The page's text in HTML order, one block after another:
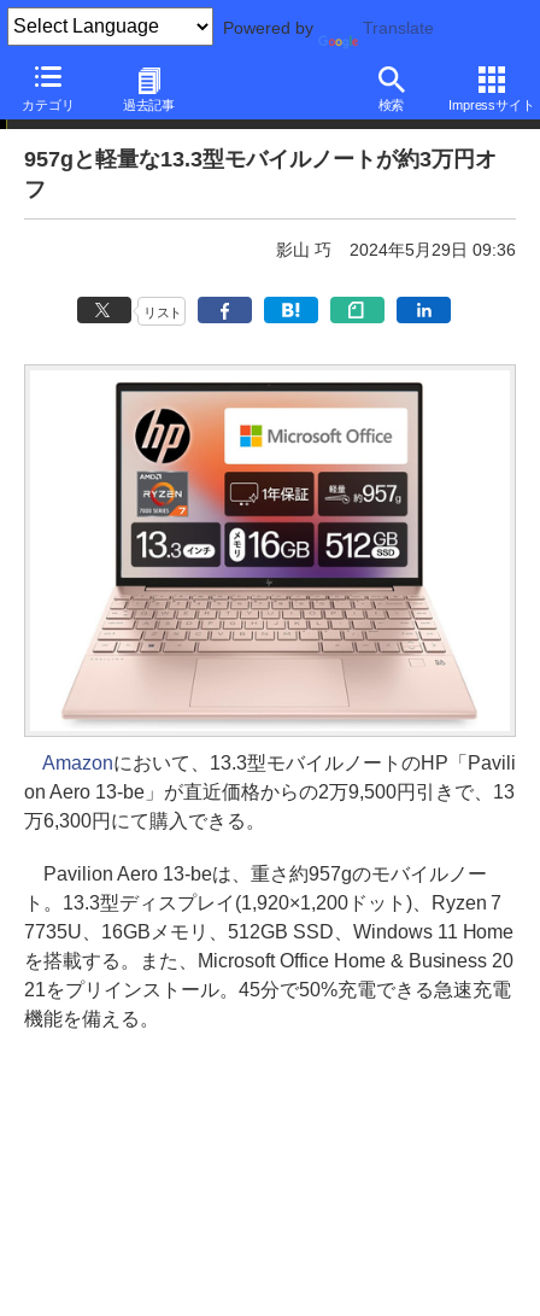
Powered by Translate
カテゴリ 過去記事 検索 Impressサイト
本日みつけたお買い得品
957gと軽量な13.3型モバイルノートが約3万円オ
フ
影山 巧 2024年5月29日 09:36
リスト
Amazonにおいて、13.3型モバイルノートのHP「Pavili
on Aero 13-be」が直近価格からの2万9,500円引きで、13
万6,300円にて購入できる。
Pavilion Aero 13-beは、重さ約957gのモバイルノー
ト。13.3型ディスプレイ(1,920×1,200ドット)、Ryzen 7
7735U、16GBメモリ、512GB SSD、Windows 11 Home
を搭載する。また、Microsoft Office Home & Business 20
21をプリインストール。45分で50%充電できる急速充電
機能を備える。